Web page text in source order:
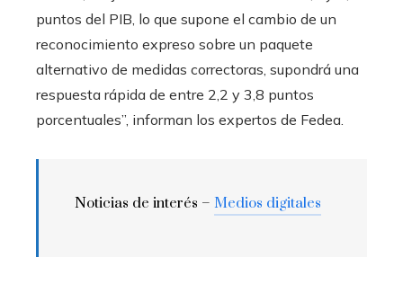
puntos del PIB, lo que supone el cambio de un
reconocimiento expreso sobre un paquete
alternativo de medidas correctoras, supondrá una
respuesta rápida de entre 2,2 y 3,8 puntos
porcentuales”, informan los expertos de Fedea.
Noticias de interés – Medios digitales